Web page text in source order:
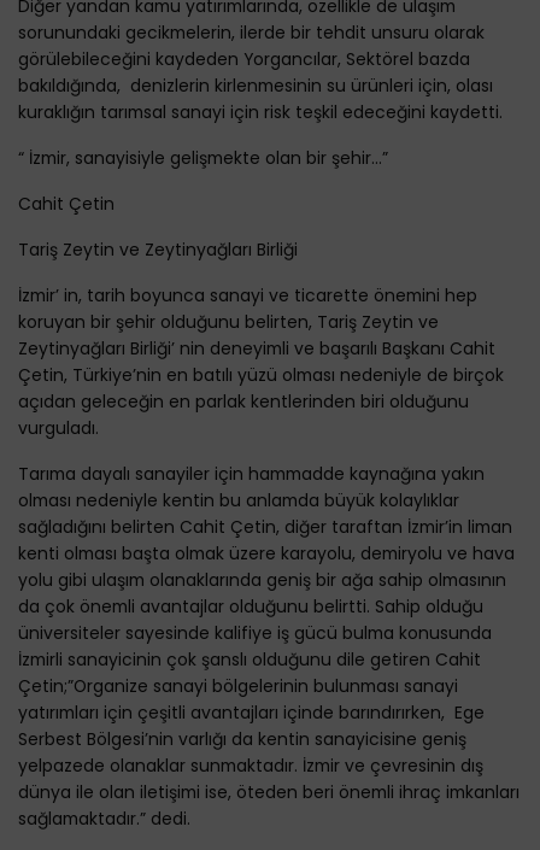
Diğer yandan kamu yatırımlarında, özellikle de ulaşım
sorunundaki gecikmelerin, ilerde bir tehdit unsuru olarak
görülebileceğini kaydeden Yorgancılar, Sektörel bazda
bakıldığında, denizlerin kirlenmesinin su ürünleri için, olası
kuraklığın tarımsal sanayi için risk teşkil edeceğini kaydetti.
“ İzmir, sanayisiyle gelişmekte olan bir şehir…”
Cahit Çetin
Tariş Zeytin ve Zeytinyağları Birliği
İzmir’ in, tarih boyunca sanayi ve ticarette önemini hep
koruyan bir şehir olduğunu belirten, Tariş Zeytin ve
Zeytinyağları Birliği’ nin deneyimli ve başarılı Başkanı Cahit
Çetin, Türkiye’nin en batılı yüzü olması nedeniyle de birçok
açıdan geleceğin en parlak kentlerinden biri olduğunu
vurguladı.
Tarıma dayalı sanayiler için hammadde kaynağına yakın
olması nedeniyle kentin bu anlamda büyük kolaylıklar
sağladığını belirten Cahit Çetin, diğer taraftan İzmir’in liman
kenti olması başta olmak üzere karayolu, demiryolu ve hava
yolu gibi ulaşım olanaklarında geniş bir ağa sahip olmasının
da çok önemli avantajlar olduğunu belirtti. Sahip olduğu
üniversiteler sayesinde kalifiye iş gücü bulma konusunda
İzmirli sanayicinin çok şanslı olduğunu dile getiren Cahit
Çetin;”Organize sanayi bölgelerinin bulunması sanayi
yatırımları için çeşitli avantajları içinde barındırırken, Ege
Serbest Bölgesi’nin varlığı da kentin sanayicisine geniş
yelpazede olanaklar sunmaktadır. İzmir ve çevresinin dış
dünya ile olan iletişimi ise, öteden beri önemli ihraç imkanları
sağlamaktadır.” dedi.